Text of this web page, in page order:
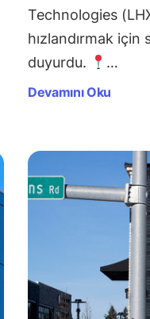
Technologies
hızlandırmak için
duyurdu.
…
Devamını Oku